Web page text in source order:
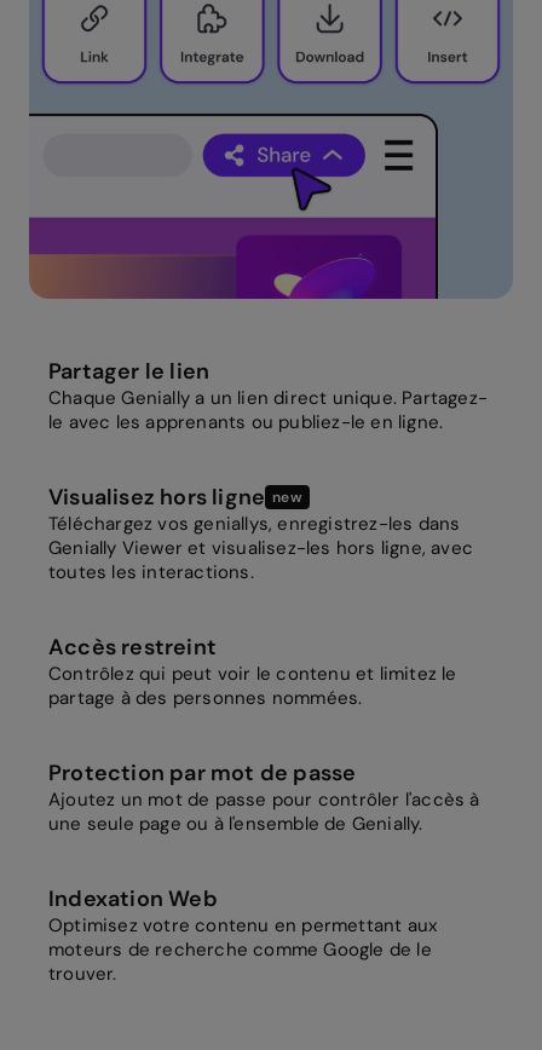
Partager le lien
Chaque Genially a un lien direct unique. Partagez-
le avec les apprenants ou publiez-le en ligne.
Visualisez hors ligne new
Téléchargez vos geniallys, enregistrez-les dans
Genially Viewer et visualisez-les hors ligne, avec
toutes les interactions.
Accès restreint
Contrôlez qui peut voir le contenu et limitez le
partage à des personnes nommées.
Protection par mot de passe
Ajoutez un mot de passe pour contrôler l'accès à
une seule page ou à l'ensemble de Genially.
Indexation Web
Optimisez votre contenu en permettant aux
moteurs de recherche comme Google de le
trouver.